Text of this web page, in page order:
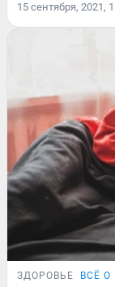
15 сентября, 2021,
ЗДОРОВЬЕ ВСЁ О